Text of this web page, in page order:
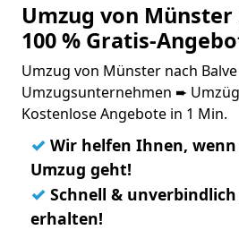
Umzug von
100 % Gratis-
Umzug von Münster nach Balve
Umzugsunternehmen ➨
Kostenlose Angebote in 1 Min.
✓ Wir helfen Ihnen,
Umzug geht!
✓ Schnell &
erhalten!